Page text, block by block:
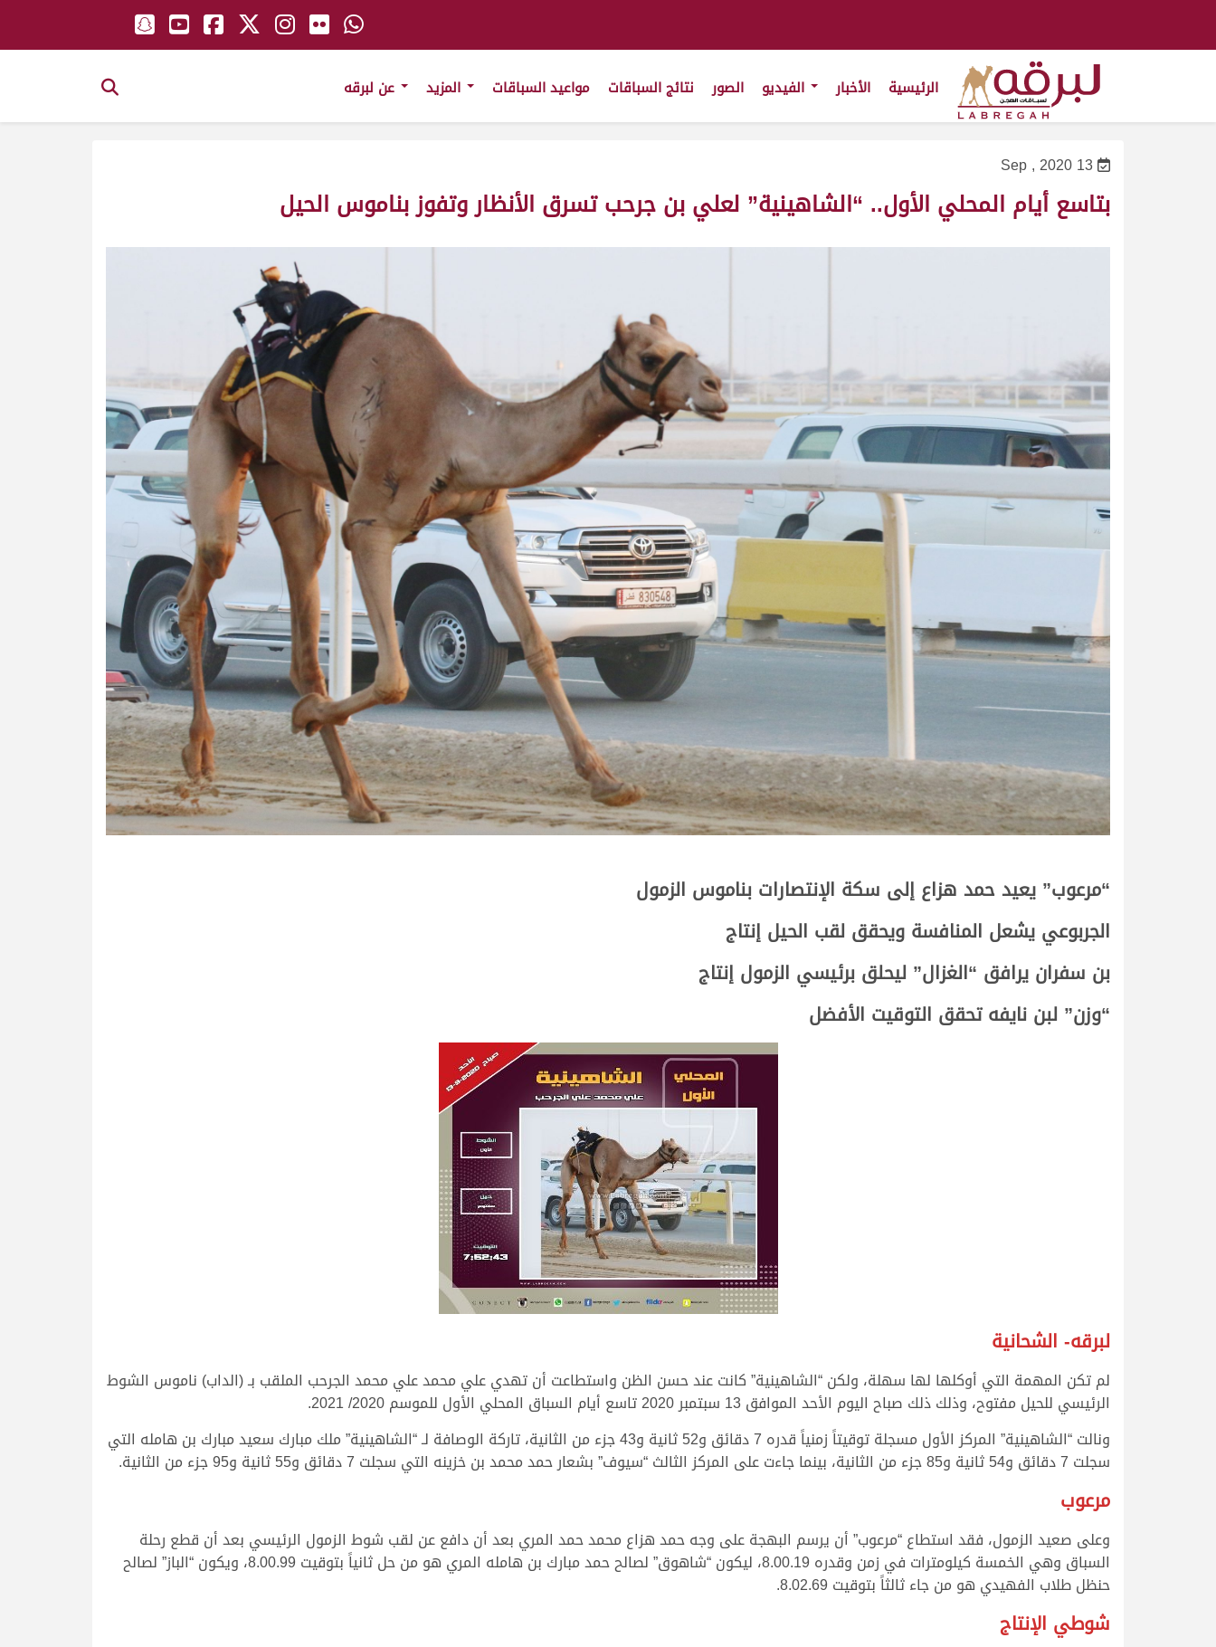
الرئيسية الأخبار الصور نتائج السباقات مواعيد السباقات
13 Sep , 2020
بتاسع أيام المحلي الأول.. “الشاهينية” لعلي بن جرحب تسرق الأنظار وتفوز بناموس الحيل
“مرعوب” يعيد حمد هزاع إلى سكة الإنتصارات بناموس الزمول
الجربوعي يشعل المنافسة ويحقق لقب الحيل إنتاج
بن سفران يرافق “الغزال” ليحلق برئيسي الزمول إنتاج
“وزن” لبن نايفه تحقق التوقيت الأفضل
لبرقه- الشحانية
لم تكن المهمة التي أوكلها لها سهلة، ولكن “الشاهينية” كانت عند حسن الظن واستطاعت أن تهدي علي محمد علي محمد الجرحب الملقب بـ (الداب) ناموس الشوط
الرئيسي للحيل مفتوح، وذلك ذلك صباح اليوم الأحد الموافق 13 سبتمبر 2020 تاسع أيام السباق المحلي الأول للموسم 2020/ 2021.
ونالت “الشاهينية” المركز الأول مسجلة توقيتاً زمنياً قدره 7 دقائق و52 ثانية و43 جزء من الثانية، تاركة الوصافة لـ “الشاهينية” ملك مبارك سعيد مبارك بن هامله التي
سجلت 7 دقائق و54 ثانية و85 جزء من الثانية، بينما جاءت على المركز الثالث “سيوف” بشعار حمد محمد بن خزينه التي سجلت 7 دقائق و55 ثانية و95 جزء من الثانية.
مرعوب
وعلى صعيد الزمول، فقد استطاع “مرعوب” أن يرسم البهجة على وجه حمد هزاع محمد حمد المري بعد أن دافع عن لقب شوط الزمول الرئيسي بعد أن قطع رحلة
السباق وهي الخمسة كيلومترات في زمن وقدره 8.00.19، ليكون “شاهوق” لصالح حمد مبارك بن هامله المري هو من حل ثانياً بتوقيت 8.00.99، ويكون “الباز” لصالح
حنظل طلاب الفهيدي هو من جاء ثالثاً بتوقيت 8.02.69.
شوطي الإنتاج